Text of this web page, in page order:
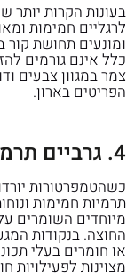
בעונות הקרות
לרגליים חמימות
ומונעים תחושת קור
כלל אינם גורמים
צמר במגוון צבעים
הפריטים בארון.
4. גרביים תרמיות
כשהטמפרטורות
תרמיות חמימות
מיוחדים השומרים
החוצה. בנקודות
או חומרים בעלי
מצוינות לפעילויות